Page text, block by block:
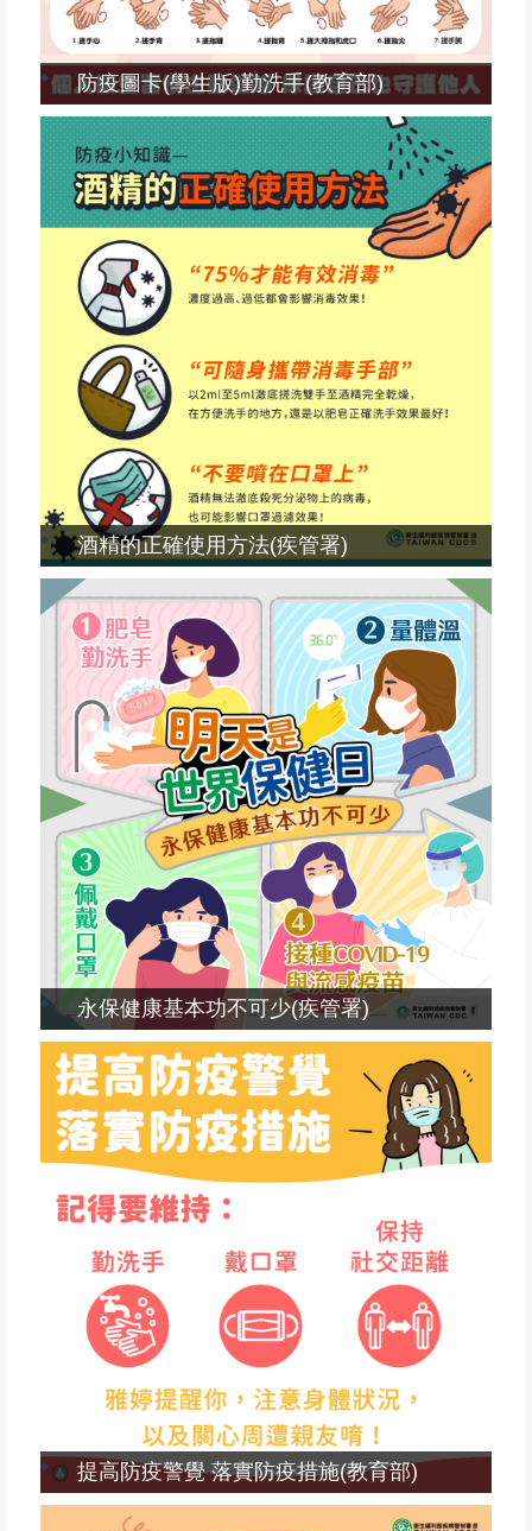
防疫圖卡(學生版)勤洗手(教育部)
酒精的正確使用方法(疾管署)
永保健康基本功不可少(疾管署)
提高防疫警覺 落實防疫措施(教育部)